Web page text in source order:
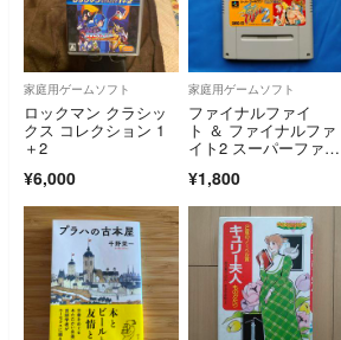
家庭用ゲームソフト
ロックマン クラシッ
クス コレクション 1
＋2
¥6,000
家庭用ゲームソフト
ファイナルファイ
ト ＆ ファイナルファ
イト2 スーパーファミ
¥1,800